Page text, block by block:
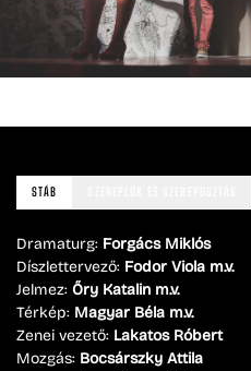
STÁB
Dramaturg: Forgács Miklós
Díszlettervező: Fodor Viola m.v.
Jelmez: Őry Katalin m.v.
Térkép: Magyar Béla m.v.
Zenei vezető: Lakatos Róbert
Mozgás: Bocsárszky Attila